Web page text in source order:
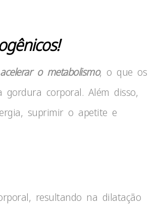
acelerar o metabolismo, o que os
corporal. Além disso,
suprimir o apetite e
resultando na dilatação